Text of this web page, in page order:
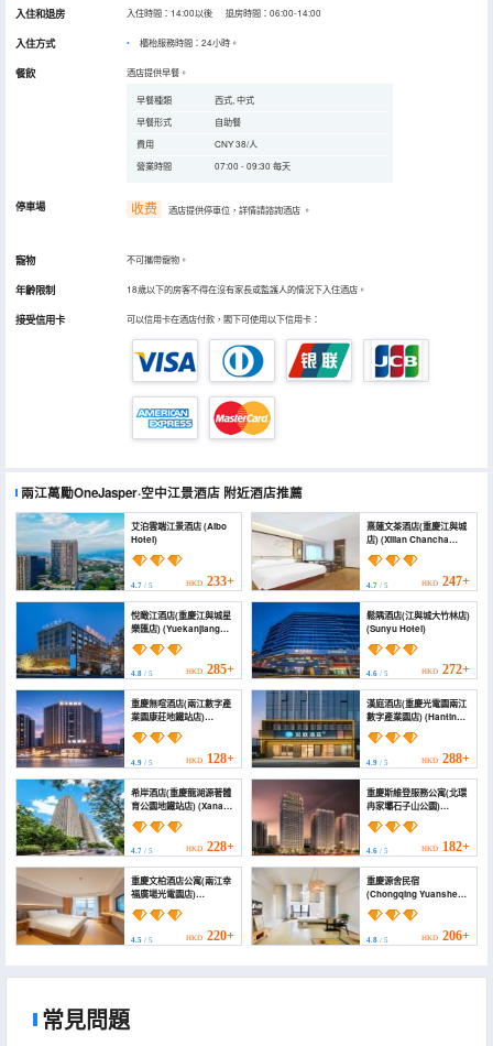
入住和退房 入住時間：14:00以後 退房時間：06:00-14:00
入住方式 櫃枱服務時間：24小時。
餐飲 酒店提供早餐。
早餐種類
西式, 中式
早餐形式
自助餐
費用
CNY 38/人
營業時間
07:00 - 09:30 每天
停車場 收费 酒店提供停車位，詳情請諮詢酒店 。
寵物 不可攜帶寵物。
年齡限制 18歲以下的房客不得在沒有家長或監護人的情況下入住酒店。
接受信用卡 可以信用卡在酒店付款，閣下可使用以下信用卡：
兩江萬勵OneJasper·空中江景酒店 附近酒店推薦
艾泊雲端江景酒店 (Aibo
Hotel)
4.7 / 5 HKD 233+
熹蓮文茶酒店(重慶江與城
店) (Xilian Chancha
Culture Hotel
(Chongqing
Jiangyucheng))
4.7/ 5 HKD 247+
悅瞰江酒店(重慶江與城星
樂匯店) (Yuekanjiang
Hotel)
4.8 / 5 HKD 285+
鬆隅酒店(江與城大竹林店)
(Sunyu Hotel)
4.6/ 5 HKD 272+
重慶無喧酒店(兩江數字產
業園康莊地鐵站店)
(Felicity | Leisurely
Watching and Natural
Aesthetics Hotel)
4.9 / 5 HKD 128+
漢庭酒店(重慶光電園兩江
數字產業園店) (Hanting
(Chongqing Optical
Valley Park, Liangjiang
Digital Industry Park))
4.9/ 5 HKD 288+
希岸酒店(重慶龍湖源著體
育公園地鐵站店) (Xana
Hotelle Hotel
(Chongqing Longhu
Yuanzhu Sports Park
Subway Station))
4.7 / 5 HKD 228+
重慶斯維登服務公寓(北環
冉家壩石子山公園)
(Sweetome Vacation
Rentals (Beihuan
Ranjiaba Shizishan
Park))
4.6/ 5 HKD 182+
重慶文柏酒店公寓(兩江幸
福廣場光電園店)
(Chongqing Wenbo
Hotel Apartment
(Liangjiang Xingfu
Square Photoelectric
4.5 / 5 HKD 220+
重慶源舍民宿
(Chongqing Yuanshe
Homestay)
4.8/ 5 HKD 206+
常見問題